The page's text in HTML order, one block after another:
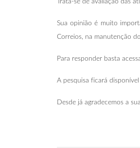
Sua opinião é muito
Correios, na manutenção
Para responder basta
A pesquisa ficará
Desde já agradecemos a